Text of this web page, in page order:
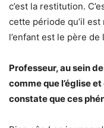
c’est la restitution.
cette période qu’il est
l’enfant est le père de
Professeur, au sein
comme que l’église
constate que ces